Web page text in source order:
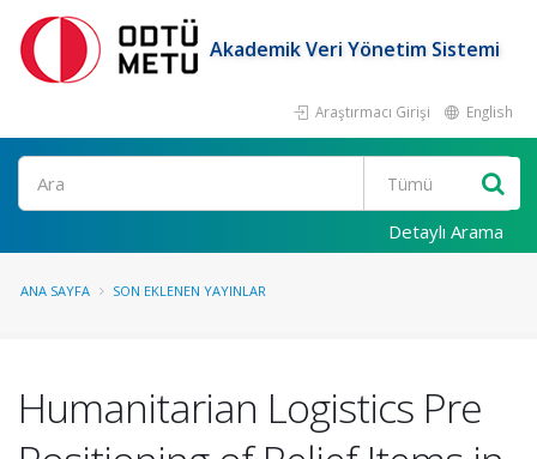
Akademik Veri Yönetim Sistemi
Araştırmacı Girişi English
Ara
Detaylı Arama
ANA SAYFA SON EKLENEN YAYINLAR
Humanitarian Logistics Pre